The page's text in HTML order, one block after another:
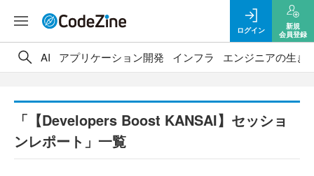
ログイン
新規
会員登録
AI アプリケーション開発 インフラ エンジニアの生き
「【Developers Boost KANSAI】セッショ
ンレポート」一覧